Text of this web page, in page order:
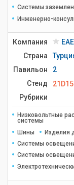
Системы
Инженерно-
Компания
Страна
Павильон
2
Стенд
21D15
Рубрики
Низковольтные
системы
Шины
Изделия
Системы
Системы